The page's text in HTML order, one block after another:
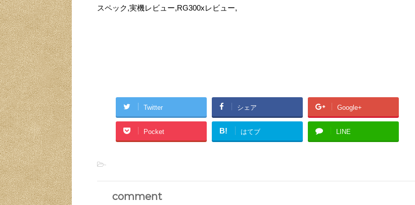
スペック,実機レビュー,RG300xレビュー,
Twitter シェア Google+
Pocket B! はてブ LINE
-
comment